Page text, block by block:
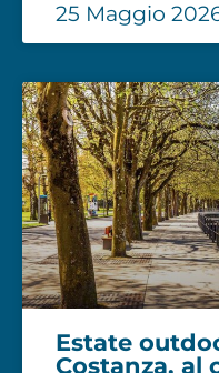
25 Maggio
Estate
Costanza, al